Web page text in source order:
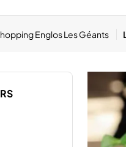
Englos Les Géants